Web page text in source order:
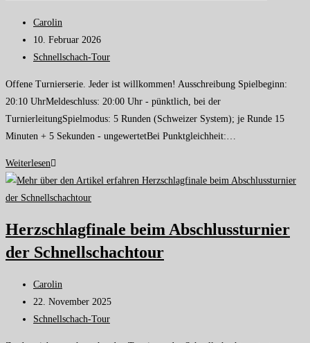
Carolin
10. Februar 2026
Schnellschach-Tour
Offene Turnierserie. Jeder ist willkommen! Ausschreibung Spielbeginn:
20:10 UhrMeldeschluss: 20:00 Uhr - pünktlich, bei der
TurnierleitungSpielmodus: 5 Runden (Schweizer System); je Runde 15
Minuten + 5 Sekunden - ungewertetBei Punktgleichheit:…
Weiterlesen
Herzschlagfinale beim Abschlussturnier
der Schnellschachtour
Carolin
22. November 2025
Schnellschach-Tour